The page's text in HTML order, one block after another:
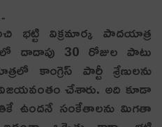
భట్టి విక్రమార్క పాదయాత్ర
దాదాపు 30 రోజుల పాటు
కాంగ్రెస్ పార్టీ శ్రేణుల‌ను
చేశారు. అది కూడా
ఉందనే సంకేతాలను మిగతా